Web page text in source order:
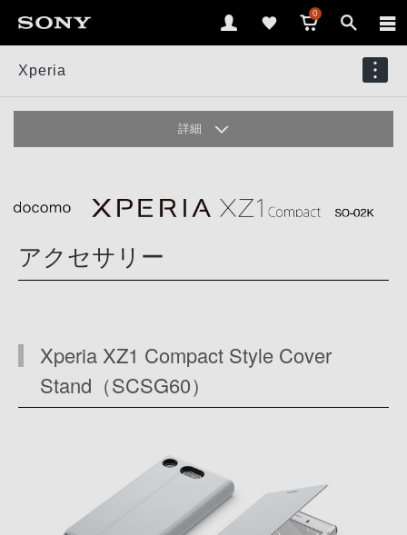
0
Xperia
詳細
3D オーディオ
パフォーマンス
ギャラリー 仕様
アクセサリー
Xperia XZ1 Compact Style Cover
Stand（SCSG60）